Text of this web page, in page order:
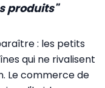
produits"
: les petits
qui ne rivalisent
Le commerce de